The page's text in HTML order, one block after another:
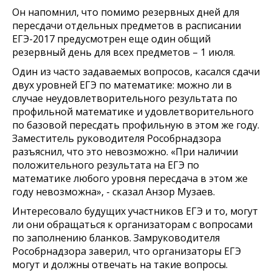
Он напомнил, что помимо резервных дней для
пересдачи отдельных предметов в расписании
ЕГЭ-2017 предусмотрен еще один общий
резервный день для всех предметов – 1 июля.
Один из часто задаваемых вопросов, касался сдачи
двух уровней ЕГЭ по математике: можно ли в
случае неудовлетворительного результата по
профильной математике и удовлетворительного
по базовой пересдать профильную в этом же году.
Заместитель руководителя Рособрнадзора
разъяснил, что это невозможно. «При наличии
положительного результата на ЕГЭ по
математике любого уровня пересдача в этом же
году невозможна», - сказал Анзор Музаев.
Интересовало будущих участников ЕГЭ и то, могут
ли они обращаться к организаторам с вопросами
по заполнению бланков. Замруководителя
Рособрнадзора заверил, что организаторы ЕГЭ
могут и должны отвечать на такие вопросы.